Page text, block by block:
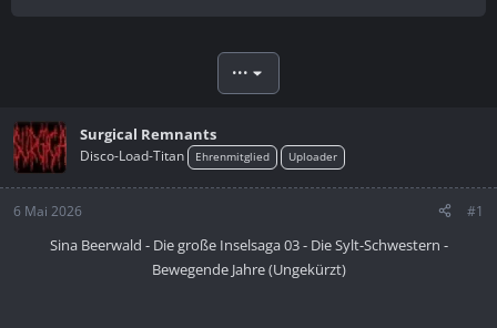
e
r
a
m
•••
Surgical Remnants
Disco-Load-Titan Ehrenmitglied Uploader
6 Mai 2026 #1
Sina Beerwald - Die große Inselsaga 03 - Die Sylt-Schwestern -
Bewegende Jahre (Ungekürzt)